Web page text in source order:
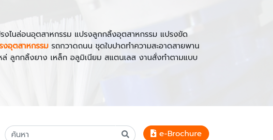
ไนล่อนอุตสาหกรรม แปรงลูกกลิ้งอุตสาหกรรม แปรงขัด
งอุตสาหกรรม รถกวาดถนน ชุดใบปาดทำความสะอาดสายพาน
ลูกกลิ้งยาง เหล็ก อลูมิเนียม สแตนเลส งานสั่งทำตามแบบ
e-Brochure